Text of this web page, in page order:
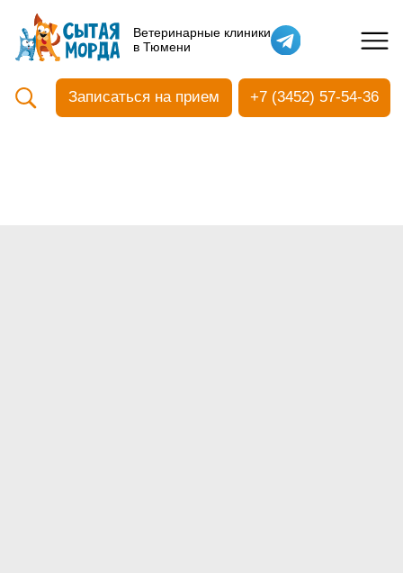
Ветеринарные клиники
в Тюмени
Кастрация собак
Вакцинация
Ультразвуковая чистка зубов
Общий анализ крови